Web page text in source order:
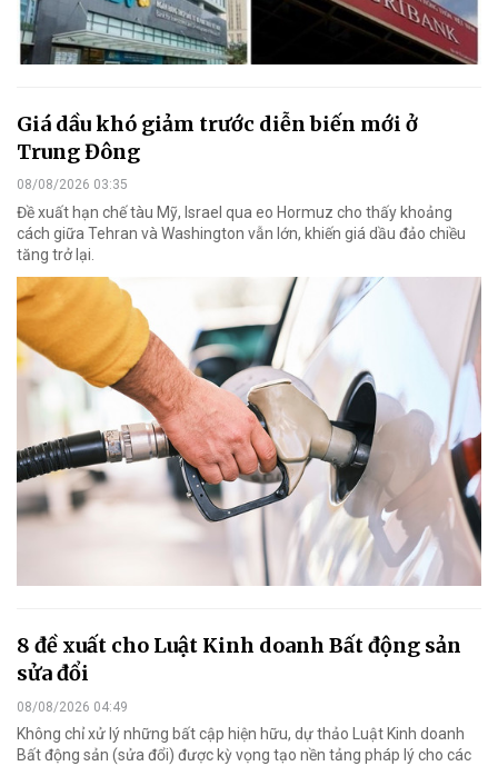
Giá dầu khó giảm trước diễn biến mới ở
Trung Đông
08/08/2026 03:35
Đề xuất hạn chế tàu Mỹ, Israel qua eo Hormuz cho thấy khoảng
cách giữa Tehran và Washington vẫn lớn, khiến giá dầu đảo chiều
tăng trở lại.
8 đề xuất cho Luật Kinh doanh Bất động sản
sửa đổi
08/08/2026 04:49
Không chỉ xử lý những bất cập hiện hữu, dự thảo Luật Kinh doanh
Bất động sản (sửa đổi) được kỳ vọng tạo nền tảng pháp lý cho các